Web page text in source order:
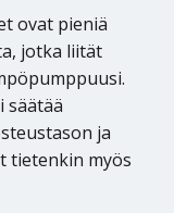
ovat pieniä
jotka liität
säätää
ja
tietenkin myös